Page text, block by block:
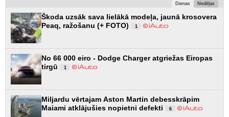
Dienas Nedēļas
Škoda uzsāk sava lielākā modeļa, jaunā krosovera
Peaq, ražošanu (+ FOTO)
1
No 66 000 eiro - Dodge Charger atgriežas Eiropas
tirgū
1
Miljardu vērtajam Aston Martin debesskrāpim
Maiami atklājušies nopietni defekti
6